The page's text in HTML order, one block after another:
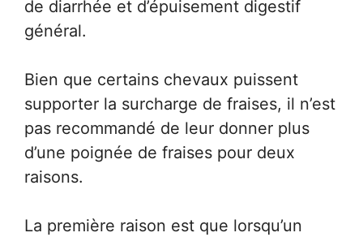
de diarrhée et d’épuisement digestif
général.
Bien que certains chevaux puissent
supporter la surcharge de fraises, il n’est
pas recommandé de leur donner plus
d’une poignée de fraises pour deux
raisons.
La première raison est que lorsqu’un